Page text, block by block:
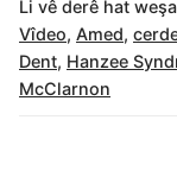
Li vê derê hat
Vîdeo, Amed,
Dent, Hanzee
McClarnon